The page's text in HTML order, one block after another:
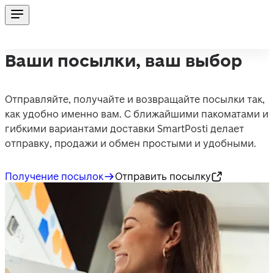
Ваши посылки, ваш выбор
Отправляйте, получайте и возвращайте посылки так,
как удобно именно вам. С ближайшими пакоматами и
гибкими вариантами доставки SmartPosti делает
отправку, продажи и обмен простыми и удобными.
Получение посылок Отправить посылку